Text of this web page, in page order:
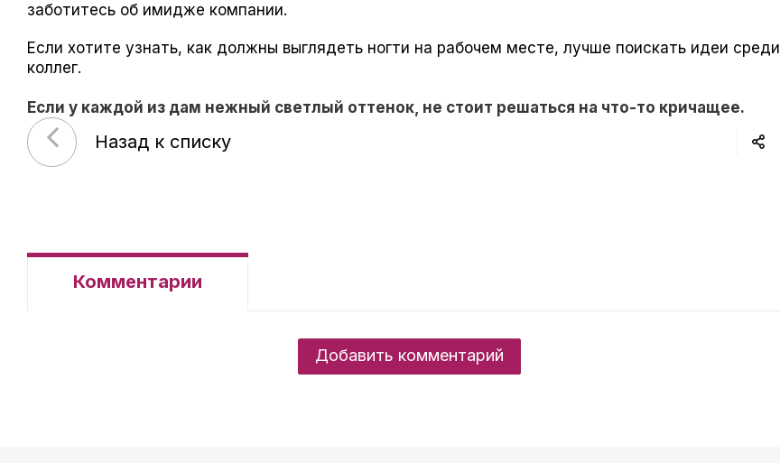
заботитесь об имидже компании.
Если хотите узнать, как должны выглядеть ногти на рабочем месте, лучше поискать идеи среди
коллег.
Если у каждой из дам нежный светлый оттенок, не стоит решаться на что-то кричащее.
Назад к списку
Комментарии
Добавить комментарий